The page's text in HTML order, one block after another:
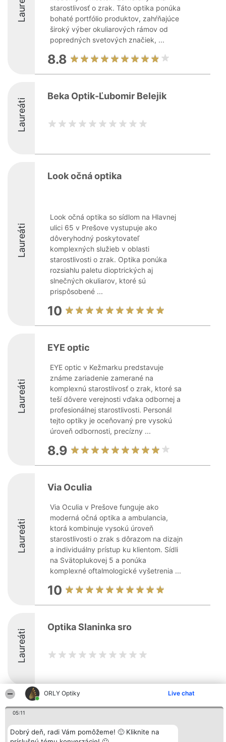
ORLY Optiky Live chat
05:11
Dobrý deň, radi Vám pomôžeme! 🙂 Kliknite na
starostlivosť o zrak. Táto optika ponúka
bohaté portfólio produktov, zahŕňajúce
široký výber okuliarových rámov od
popredných svetových značiek, ...
8.8
Laureáti
Beka Optik-Ľubomir Belejik
Laureáti
Look očná optika
Look očná optika so sídlom na Hlavnej
ulici 65 v Prešove vystupuje ako
dôveryhodný poskytovateľ
komplexných služieb v oblasti
starostlivosti o zrak. Optika ponúka
rozsiahlu paletu dioptrických aj
slnečných okuliarov, ktoré sú
prispôsobené ...
10
Laureáti
EYE optic
EYE optic v Kežmarku predstavuje
známe zariadenie zamerané na
komplexnú starostlivosť o zrak, ktoré sa
teší dôvere verejnosti vďaka odbornej a
profesionálnej starostlivosti. Personál
tejto optiky je oceňovaný pre vysokú
úroveň odbornosti, precízny ...
8.9
Laureáti
Via Oculia
Via Oculia v Prešove funguje ako
moderná očná optika a ambulancia,
ktorá kombinuje vysokú úroveň
starostlivosti o zrak s dôrazom na dizajn
a individuálny prístup ku klientom. Sídli
na Svätoplukovej 5 a ponúka
komplexné oftalmologické vyšetrenia ...
10
Laureáti
Optika Slaninka sro
Organizátor hodnotenia
Bright Side Solutions sp. z o.
ul. Ruska 22
Wrocław 50-079
Hodnotenie
wszystkich
Laureatów
Kontakt